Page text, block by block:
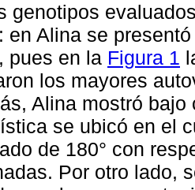
genotipos
en Alina se
pues en la Figura 1
los mayores
Alina mostró
se ubicó en el
de 180° con
Por otro lado,